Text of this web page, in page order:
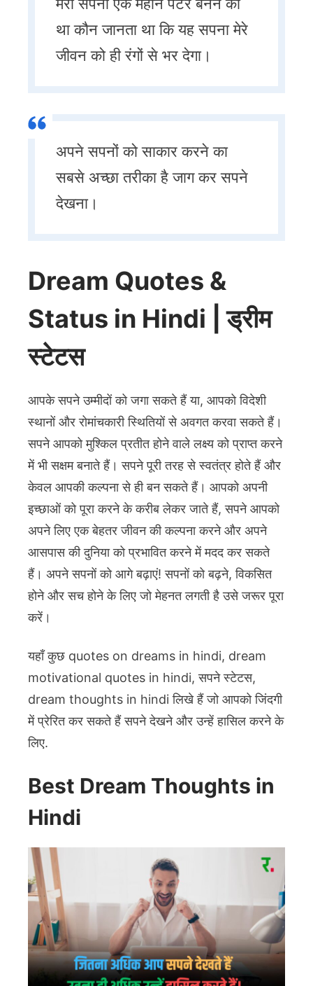
था कौन जानता था कि यह सपना मेरे
जीवन को ही रंगों से भर देगा।
अपने सपनों को साकार करने का
सबसे अच्छा तरीका है जाग कर सपने
देखना।
Dream Quotes &
Status in Hindi | ड्रीम
स्टेटस
आपके सपने उम्मीदों को जगा सकते हैं या, आपको विदेशी
स्थानों और रोमांचकारी स्थितियों से अवगत करवा सकते हैं।
सपने आपको मुश्किल प्रतीत होने वाले लक्ष्य को प्राप्त करने
में भी सक्षम बनाते हैं। सपने पूरी तरह से स्वतंत्र होते हैं और
केवल आपकी कल्पना से ही बन सकते हैं। आपको अपनी
इच्छाओं को पूरा करने के करीब लेकर जाते हैं, सपने आपको
अपने लिए एक बेहतर जीवन की कल्पना करने और अपने
आसपास की दुनिया को प्रभावित करने में मदद कर सकते
हैं। अपने सपनों को आगे बढ़ाएं! सपनों को बढ़ने, विकसित
होने और सच होने के लिए जो मेहनत लगती है उसे जरूर पूरा
करें।
यहाँ कुछ quotes on dreams in hindi, dream
motivational quotes in hindi, सपने स्टेटस,
dream thoughts in hindi लिखे हैं जो आपको जिंदगी
में प्रेरित कर सकते हैं सपने देखने और उन्हें हासिल करने के
लिए.
Best Dream Thoughts in
Hindi